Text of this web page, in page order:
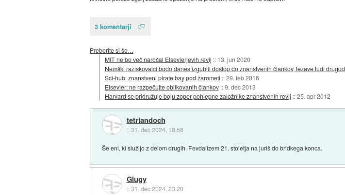
3 komentarji
Preberite si še…
MIT ne bo več naročal Elsevierjevih revij :: 13. jun 2020
Nemški raziskovalci bodo danes izgubili dostop do znanstvenih člankov, težave tudi drugod
Sci-hub: znanstveni pirate bay pod žarometi ::29. feb 2016
Elsevier: ne razpečujte oblikovanih člankov ::9. dec 2013
Harvard se pridružuje boju zoper pohlepne založnike znanstvenih revij ::25. apr 2012
tetriandoch
::31. dec 2024, 18:58
Še eni, ki služijo z delom drugih. Fevdalizem 21. stoletja na juriš do bridkega konca.
Glugy
::31. dec 2024, 23:20